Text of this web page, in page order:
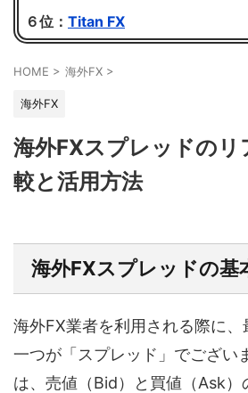
６位： Titan FX
HOME > 海外FX >
海外FX
海外FXスプレッドのリ
較と活用方法
海外FXスプレッドの基
海外FX業者を利用される際に
一つが「スプレッド」でござい
は、売値（Bid）と買値（Ask）